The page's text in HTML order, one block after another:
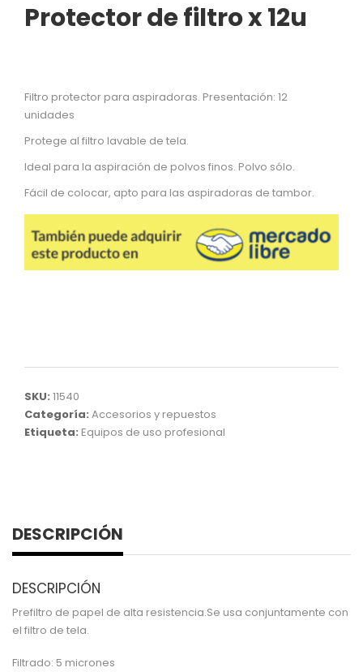
Protector de filtro x 12u
Filtro protector para aspiradoras. Presentación: 12
unidades
Protege al filtro lavable de tela.
Ideal para la aspiración de polvos finos. Polvo sólo.
Fácil de colocar, apto para las aspiradoras de tambor.
SKU: 11540
Categoría: Accesorios y repuestos
Etiqueta: Equipos de uso profesional
DESCRIPCIÓN
DESCRIPCIÓN
Prefiltro de papel de alta resistencia.Se usa conjuntamente con
el filtro de tela.
Filtrado: 5 micrones